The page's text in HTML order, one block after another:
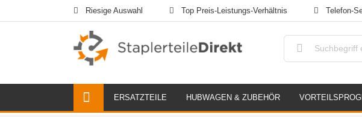
Riesige Auswahl Top Preis-Leistungs-Verhältnis Telefon-
ERSATZTEILE HUBWAGEN & ZUBEHÖR